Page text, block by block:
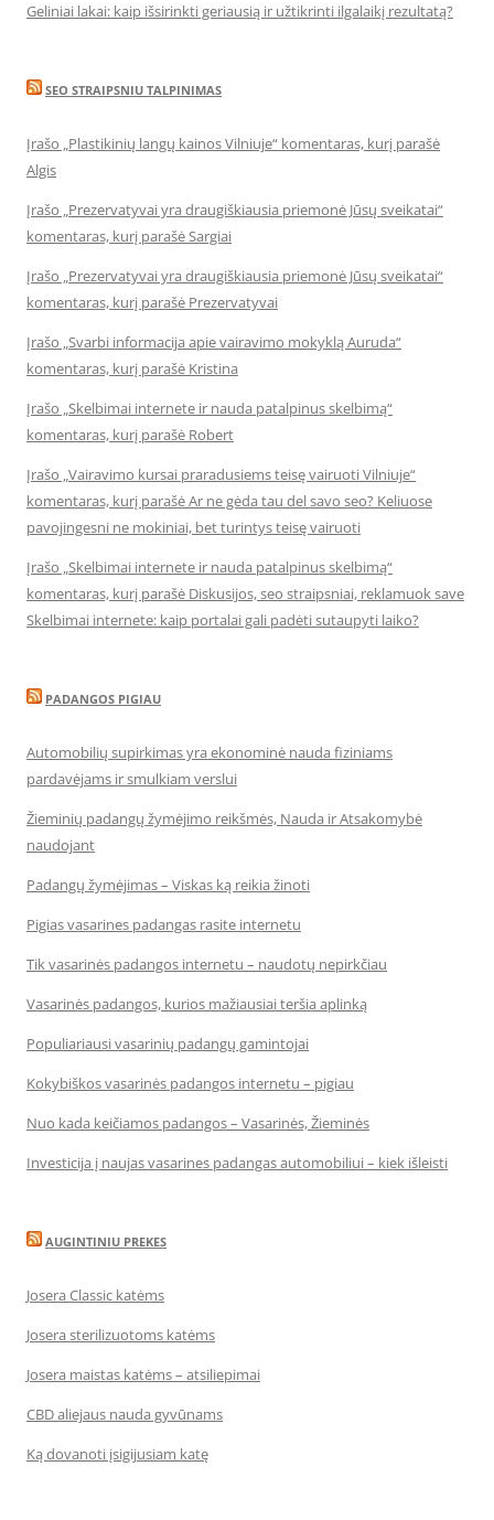
Geliniai lakai: kaip išsirinkti geriausią ir užtikrinti ilgalaikį rezultatą?
SEO STRAIPSNIU TALPINIMAS
Įrašo „Plastikinių langų kainos Vilniuje“ komentaras, kurį parašė
Algis
Įrašo „Prezervatyvai yra draugiškiausia priemonė Jūsų sveikatai“
komentaras, kurį parašė Sargiai
Įrašo „Prezervatyvai yra draugiškiausia priemonė Jūsų sveikatai“
komentaras, kurį parašė Prezervatyvai
Įrašo „Svarbi informacija apie vairavimo mokyklą Auruda“
komentaras, kurį parašė Kristina
Įrašo „Skelbimai internete ir nauda patalpinus skelbimą“
komentaras, kurį parašė Robert
Įrašo „Vairavimo kursai praradusiems teisę vairuoti Vilniuje“
komentaras, kurį parašė Ar ne gėda tau del savo seo? Keliuose
pavojingesni ne mokiniai, bet turintys teisę vairuoti
Įrašo „Skelbimai internete ir nauda patalpinus skelbimą“
komentaras, kurį parašė Diskusijos, seo straipsniai, reklamuok save
Skelbimai internete: kaip portalai gali padėti sutaupyti laiko?
PADANGOS PIGIAU
Automobilių supirkimas yra ekonominė nauda fiziniams
pardavėjams ir smulkiam verslui
Žieminių padangų žymėjimo reikšmės, Nauda ir Atsakomybė
naudojant
Padangų žymėjimas – Viskas ką reikia žinoti
Pigias vasarines padangas rasite internetu
Tik vasarinės padangos internetu – naudotų nepirkčiau
Vasarinės padangos, kurios mažiausiai teršia aplinką
Populiariausi vasarinių padangų gamintojai
Kokybiškos vasarinės padangos internetu – pigiau
Nuo kada keičiamos padangos – Vasarinės, Žieminės
Investicija į naujas vasarines padangas automobiliui – kiek išleisti
AUGINTINIU PREKES
Josera Classic katėms
Josera sterilizuotoms katėms
Josera maistas katėms – atsiliepimai
CBD aliejaus nauda gyvūnams
Ką dovanoti įsigijusiam katę